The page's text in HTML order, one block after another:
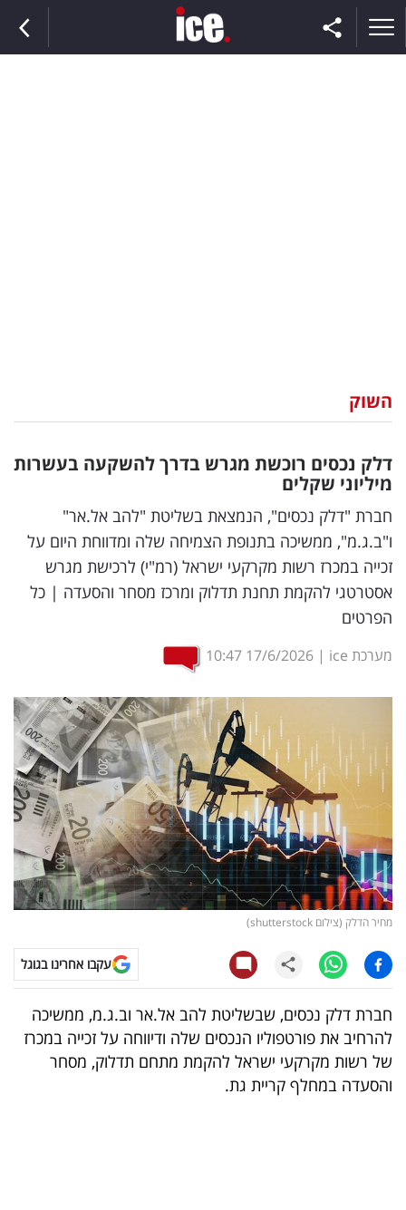
וצרכנות
דיגיטל
וטק
שיווק
ופרסום
משפט
מדדים
ומחקרים
רכילות
עסקית
קריפטו
ויראלי
טלוויזיה
עסקי
ספורט
קריירה
ולימודים
השוק
דלק נכסים רוכשת מגרש בדרך להשקעה בעשרות
מיליוני שקלים
חברת "דלק נכסים", הנמצאת בשליטת "להב אל.אר"
ו"ב.ג.מ", ממשיכה בתנופת הצמיחה שלה ומדווחת היום על
זכייה במכרז רשות מקרקעי ישראל (רמ"י) לרכישת מגרש
אסטרטגי להקמת תחנת תדלוק ומרכז מסחר והסעדה | כל
הפרטים
מערכת ice |
17/6/2026
10:47
מחיר הדלק (צילום shutterstock)
עקבו אחרינו בגוגל
חברת דלק נכסים, שבשליטת להב אל.אר וב.ג.מ, ממשיכה
להרחיב את פורטפוליו הנכסים שלה ודיווחה על זכייה במכרז
של רשות מקרקעי ישראל להקמת מתחם תדלוק, מסחר
והסעדה במחלף קריית גת.